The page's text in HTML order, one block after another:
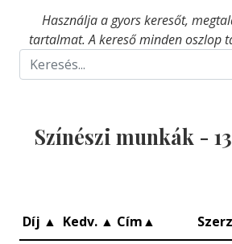
Használja a gyors keresőt,
tartalmat. A kereső minden oszlop
Színészi munkák - 13
Díj ▲ Kedv. ▲ Cím▲